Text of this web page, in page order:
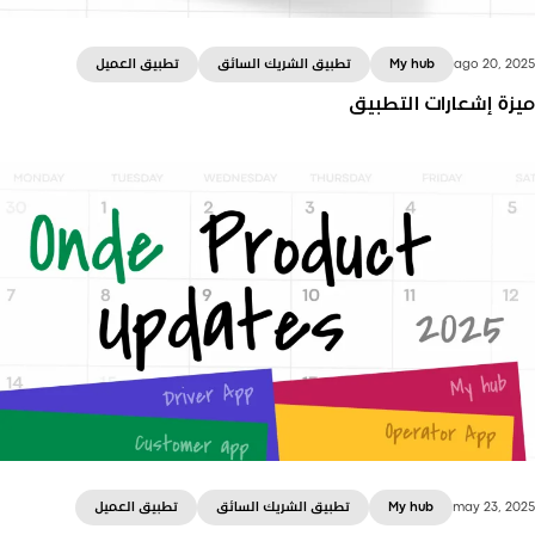
تعرَّف على إشعارات التطبيق - وهي ميزة جديدة في
منصة Onde تساعدك على مشاركة العروض الترويجية
والخصومات والتحديثات المهمة مباشرةً مع مستخدمي
تطبيقي العميل والسائق.
ago 20,
My hub تطبيق الشريك السائق تطبيق العميل
إشعارات التطبيق
may 23,
My hub تطبيق الشريك السائق تطبيق العميل